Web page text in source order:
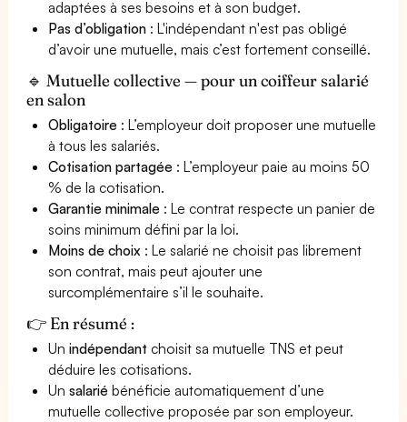
adaptées à ses besoins et à son budget.
Pas d’obligation : L'indépendant n'est pas obligé
d’avoir une mutuelle, mais c’est fortement conseillé.
🔹 Mutuelle collective — pour un coiffeur salarié
en salon
Obligatoire : L’employeur doit proposer une mutuelle
à tous les salariés.
Cotisation partagée : L’employeur paie au moins 50
% de la cotisation.
Garantie minimale : Le contrat respecte un panier de
soins minimum défini par la loi.
Moins de choix : Le salarié ne choisit pas librement
son contrat, mais peut ajouter une
surcomplémentaire s’il le souhaite.
👉 En résumé :
Unindépendant choisit sa mutuelle TNS et peut
déduire les cotisations.
Unsalarié bénéficie automatiquement d’une
mutuelle collective proposée par son employeur.